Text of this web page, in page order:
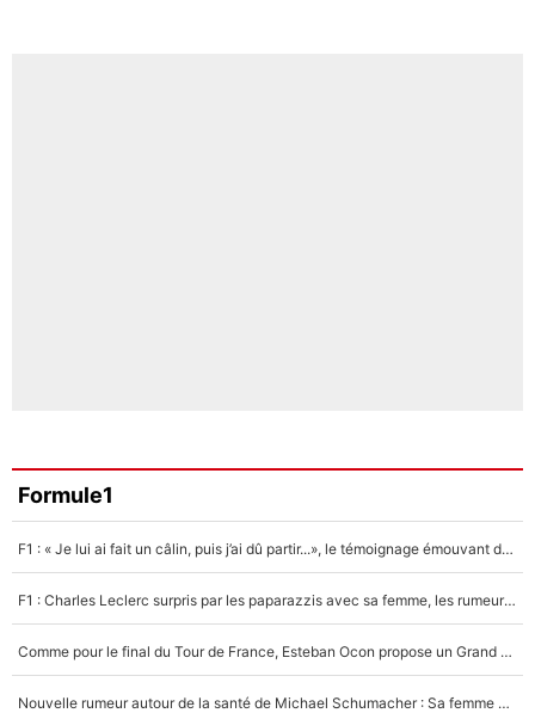
Formule1
F1 : « Je lui ai fait un câlin, puis j’ai dû partir...», le témoignage émouvant de Max Verstappen sur sa fille
F1 : Charles Leclerc surpris par les paparazzis avec sa femme, les rumeurs étaient vraies !
Comme pour le final du Tour de France, Esteban Ocon propose un Grand Prix de Formule 1 à Paris : «Autour de l’Arc de Triomphe, ce serait génial» !
Nouvelle rumeur autour de la santé de Michael Schumacher : Sa femme Corinna sort du silence